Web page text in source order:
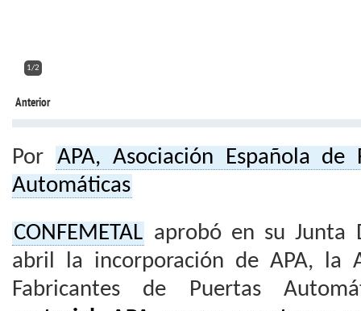
2/2
Anterior
Por APA, Asociación Española de
Automáticas
CONFEMETAL aprobó en su Junta
abril la incorporación de APA, la
Fabricantes de Puertas